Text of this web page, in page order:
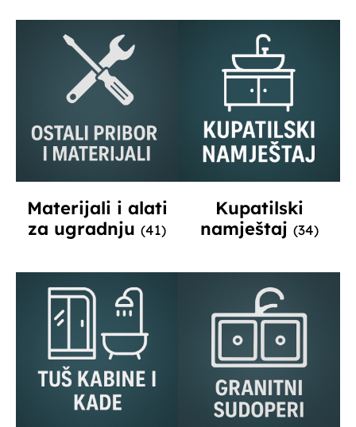
Materijali i alati
za ugradnju (41)
Kupatilski
namještaj (34)